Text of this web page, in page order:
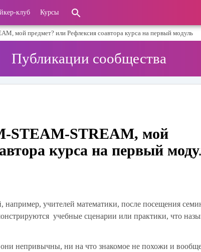
клуб Курсы
мой предмет? или Рефлексия соавтора курса на первый модуль
Публикации сообщества
STEАM-STREAM, мой
курса на первый
например, учителей математики, после посещения
учебные сценарии или практики, что
непривычны, ни на что знакомое не похожи и